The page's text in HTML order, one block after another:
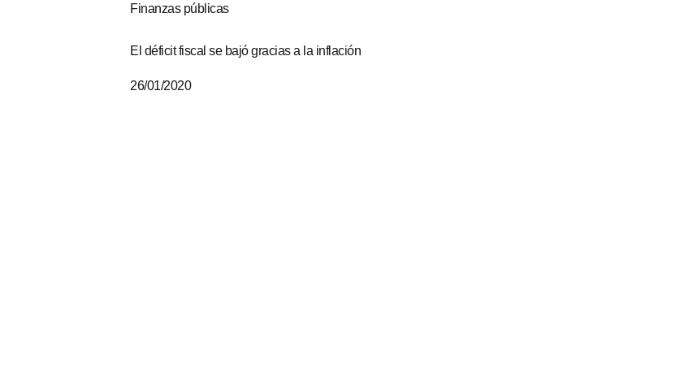
Finanzas públicas
El déficit fiscal se bajó gracias a la inflación
26/01/2020